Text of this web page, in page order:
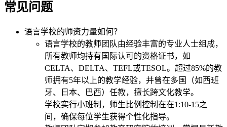
常见问题
语言学校的师资力量如何？
语言学校的教师团队由经验丰富的专业人士组成，
所有教师均持有国际认可的资格证书，如
CELTA、DELTA、TEFL或TESOL。超过85%的教
师拥有5年以上的教学经验，并曾在多国（如西班
牙、日本、巴西）任教，擅长跨文化教学。
学校实行小班制，师生比例控制在在1:10-15之
间，确保每位学生获得个性化指导。